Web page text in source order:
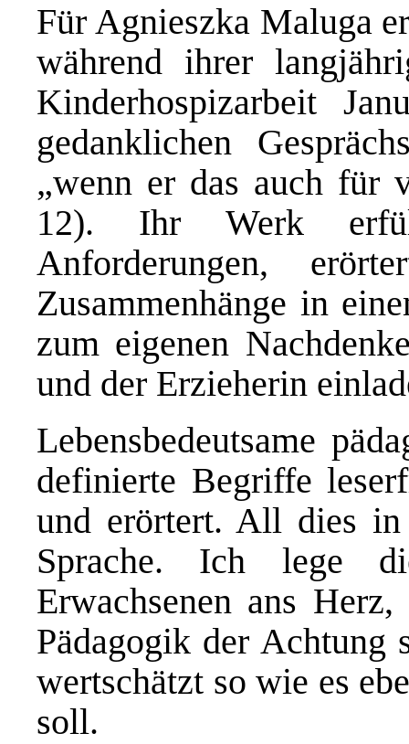
Für Agnieszka Maluga
während ihrer
Kinderhospizarbeit
gedanklichen
„wenn er das auch für
12). Ihr Werk
Anforderungen,
Zusammenhänge in
zum eigenen
und der Erzieherin
Lebensbedeutsame
definierte Begriffe
und erörtert. All dies in
Sprache. Ich lege
Erwachsenen ans
Pädagogik der
wertschätzt so wie es
soll.